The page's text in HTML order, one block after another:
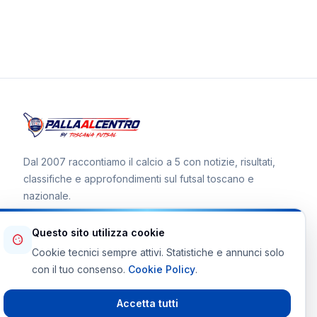
Dal 2007 raccontiamo il calcio a 5 con notizie, risultati,
classifiche e approfondimenti sul futsal toscano e
nazionale.
Canale WhatsApp
Telegram Toscana Futsal
Questo sito utilizza cookie
Cookie tecnici sempre attivi. Statistiche e annunci solo
con il tuo consenso. Cookie Policy.
Accetta tutti